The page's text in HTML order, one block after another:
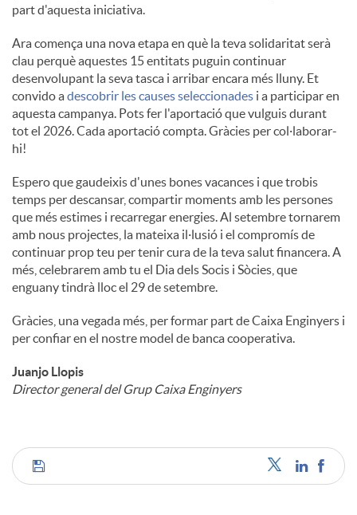
part d'aquesta iniciativa.
Ara comença una nova etapa en què la teva solidaritat serà
clau perquè aquestes 15 entitats puguin continuar
desenvolupant la seva tasca i arribar encara més lluny. Et
convido adescobrir les causes seleccionades i a participar en
aquesta campanya. Pots fer l'aportació que vulguis durant
tot el 2026. Cada aportació compta. Gràcies per col·laborar-
hi!
Espero que gaudeixis d'unes bones vacances i que trobis
temps per descansar, compartir moments amb les persones
que més estimes i recarregar energies. Al setembre tornarem
amb nous projectes, la mateixa il·lusió i el compromís de
continuar prop teu per tenir cura de la teva salut financera. A
més, celebrarem amb tu el Dia dels Socis i Sòcies, que
enguany tindrà lloc el 29 de setembre.
Gràcies, una vegada més, per formar part de Caixa Enginyers i
per confiar en el nostre model de banca cooperativa.
Juanjo Llopis
Director general del Grup Caixa Enginyers
C